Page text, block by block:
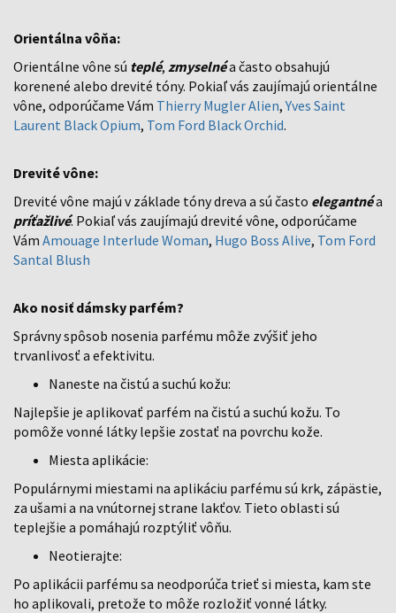
Orientálna vôňa:
Orientálne vône sú teplé, zmyselnéa často obsahujú
korenené alebo drevité tóny. Pokiaľ vás zaujímajú orientálne
vône, odporúčame Vám Thierry Mugler Alien,Yves Saint
Laurent Black Opium, Tom Ford Black Orchid.
Drevité vône:
Drevité vône majú v základe tóny dreva a sú často elegantnéa
príťažlivé. Pokiaľ vás zaujímajú drevité vône, odporúčame
Vám Amouage Interlude Woman, Hugo Boss Alive, Tom Ford
Santal Blush
Ako nosiť dámsky parfém?
Správny spôsob nosenia parfému môže zvýšiť jeho
trvanlivosť a efektivitu.
Naneste na čistú a suchú kožu:
Najlepšie je aplikovať parfém na čistú a suchú kožu. To
pomôže vonné látky lepšie zostať na povrchu kože.
Miesta aplikácie:
Populárnymi miestami na aplikáciu parfému sú krk, zápästie,
za ušami a na vnútornej strane lakťov. Tieto oblasti sú
teplejšie a pomáhajú rozptýliť vôňu.
Neotierajte:
Po aplikácii parfému sa neodporúča trieť si miesta, kam ste
ho aplikovali, pretože to môže rozložiť vonné látky.